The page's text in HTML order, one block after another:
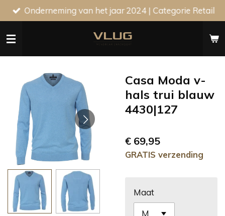
Ga
direct
naar
Onderneming van het jaar 2024 | Categorie Retail
Casa Moda v-
hals trui blauw
4430|127
€ 69,95
GRATIS verzending
Maat